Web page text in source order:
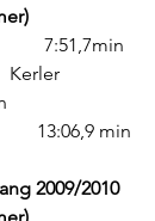
🥇	Matteo 	Groth 	7:51,7min
73.	Joschua	Rösing	13:06,9 min
2009/2010